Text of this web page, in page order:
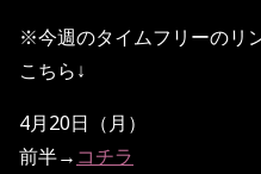
※今週のタイムフリーのリ
こちら↓
4月20日（月）
前半→ コチラ